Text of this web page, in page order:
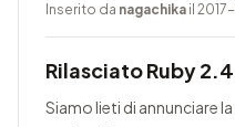
Inserito da nagachika il
Rilasciato Ruby
Siamo lieti di annunciare